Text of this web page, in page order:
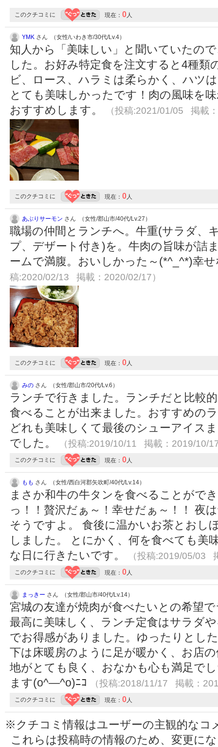
このクチコミに 現在： 0人
YMK さん （女性/いわき市/30代/Lv.4）
知人から「美味しい」と聞いていたの
した。お好み特定食を注文すると4種
ビ、ロース、ハラミは柔らかく、ハツ
とても美味しかったです！肉の風味を
おすすめします。
（投稿:2021/01/05 掲載
このクチコミに 現在： 0人
あぶりサーモン さん （女性/郡山市/40代/Lv.27）
職場の仲間とランチへ。牛重(サラダ、
プ、デザート付き)を。牛肉の旨味が詰
ームで満腹。おいしかった～(*^_^*)幸
稿:2020/02/13 掲載：2020/02/17）
このクチコミに 現在： 0人
みの さん （女性/郡山市/20代/Lv.6）
ランチで行きました。ランチだと比較
食べることが出来ました。おすすめの
どれも美味しくて最後のシューアイス
でした。
（投稿:2019/10/11 掲載：2019/10/
このクチコミに 現在： 0人
もも さん （女性/西白河郡矢吹町/40代/Lv.14）
まさか和牛の牛タンを食べることがで
っ！！贅沢だぁ～！幸せだぁ～！！ 夜
そうですよ。 食後に温かいお茶とおし
しました。 とにかく、何を食べても美
な日に行きたいです。
（投稿:2019/05/03
このクチコミに 現在： 0人
まっきー さん （女性/郡山市/40代/Lv.14）
宮城の友達が焼肉が食べたいとの希望
最高に美味しく、ランチ定食はサラダ
でお得感がありました。ゆったりとし
下は床暖房のように足が暖かく、お店
地がとても良く、おなかも心も満足で
ます(o^―^o)ﾆｺ
（投稿:2018/11/17 掲載：
このクチコミに 現在： 0人
※クチコミ情報はユーザーの主観的なコ
これらは投稿時の情報のため、変更に